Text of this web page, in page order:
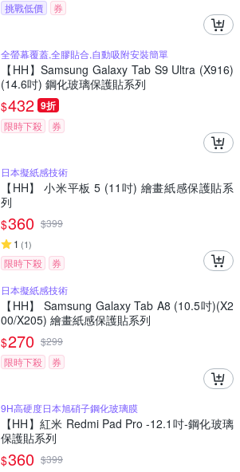
挑戰低價
券
全螢幕覆蓋,全膠貼合,自動吸附安裝簡單
【HH】Samsung Galaxy Tab S9 Ultra (X916)
(14.6吋) 鋼化玻璃保護貼系列
$432 9折
限時下殺 券
日本擬紙感技術
【HH】 小米平板 5 (11吋) 繪畫紙感保護貼系
列
$360 $399
1 (1)
限時下殺
券
日本擬紙感技術
【HH】 Samsung Galaxy Tab A8 (10.5吋)(X2
00/X205) 繪畫紙感保護貼系列
$270 $299
限時下殺
券
9H高硬度日本旭硝子鋼化玻璃膜
【HH】紅米 Redmi Pad Pro -12.1吋-鋼化玻璃
保護貼系列
$360 $399